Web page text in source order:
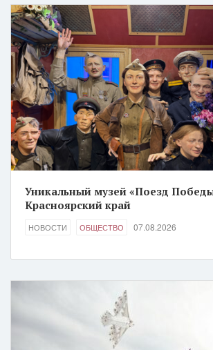
Уникальный музей «Поезд
Красноярский край
НОВОСТИ ОБЩЕСТВО 07.08.2026